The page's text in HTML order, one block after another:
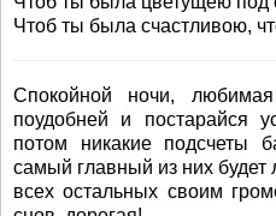
Чтоб ты была счастливою,
Спокойной ночи,
поудобней и постарайся
потом никакие подсчеты
самый главный из них будет
всех остальных своим